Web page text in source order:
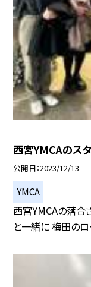
西宮YMCAのス
公開日 2023/12/13
YMCA
西宮YMCAの落合
と一緒に 梅田の